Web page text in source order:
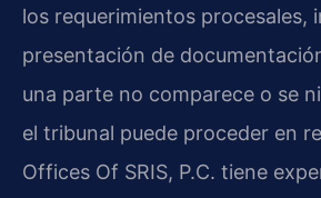
los requerimientos procesales,
presentación de
una parte no comparece o se
el tribunal puede proceder en
Offices Of SRIS, P.C. tiene